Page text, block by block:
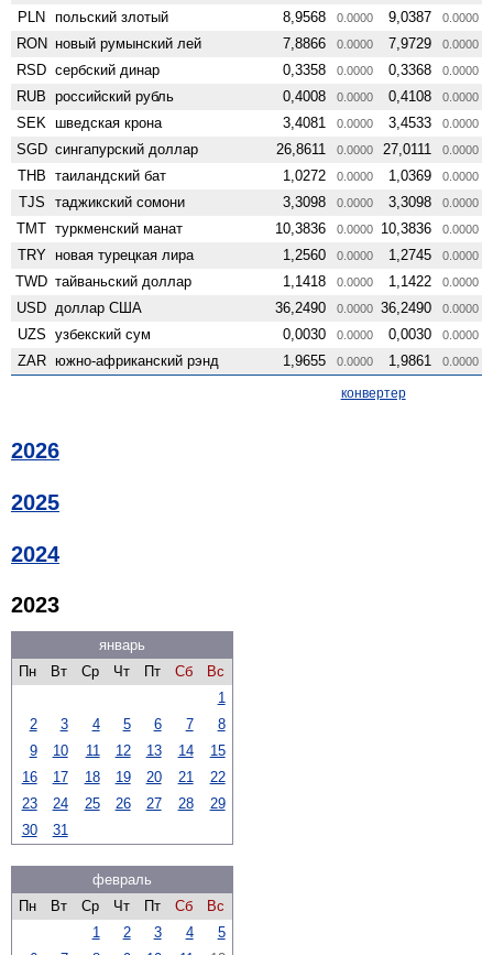
PLN польский злотый 8,9568 0.0000 9,0387 0.0000
RON новый румынский лей 7,8866 0.0000 7,9729 0.0000
RSD сербский динар 0,3358 0.0000 0,3368 0.0000
RUB российский рубль 0,4008 0.0000 0,4108 0.0000
SEK шведская крона 3,4081 0.0000 3,4533 0.0000
SGD сингапурский доллар 26,8611 0.0000 27,0111 0.0000
THB таиландский бат 1,0272 0.0000 1,0369 0.0000
TJS таджикский сомони 3,3098 0.0000 3,3098 0.0000
TMT туркменский манат 10,3836 0.0000 10,3836 0.0000
TRY новая турецкая лира 1,2560 0.0000 1,2745 0.0000
TWD тайваньский доллар 1,1418 0.0000 1,1422 0.0000
USD доллар США 36,2490 0.0000 36,2490 0.0000
UZS узбекский сум 0,0030 0.0000 0,0030 0.0000
ZAR южно-африканский рэнд 1,9655 0.0000 1,9861 0.0000
конвертер
2026
2025
2024
2023
январь
Пн
Вт Ср Чт Пт Сб
Вс
1
2
3 4 5 6 7
8
9
10 11 12 13 14
15
16
17 18 19 20 21
22
23
24 25 26 27 28
29
30
31
февраль
Пн
Вт Ср Чт Пт Сб
Вс
1
2 3 4
5